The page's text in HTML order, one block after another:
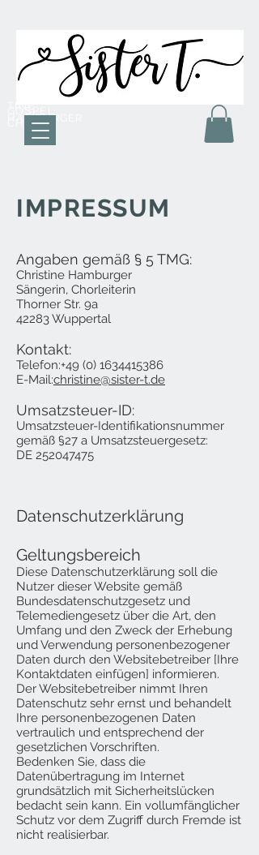
HAMBURGER
CHOR
IMPRESSUM
Angaben gemäß § 5 TMG:
Christine Hamburger
Sängerin, Chorleiterin
Thorner Str. 9a
42283 Wuppertal
Kontakt:
Telefon:+49 (0) 1634415386
E-Mail:christine@sister-t.de
Umsatzsteuer-ID:
Umsatzsteuer-Identifikationsnummer
gemäß §27 a Umsatzsteuergesetz:
DE 252047475
Datenschutzerklärung
Geltungsbereich
Diese Datenschutzerklärung soll die
Nutzer dieser Website gemäß
Bundesdatenschutzgesetz und
Telemediengesetz über die Art, den
Umfang und den Zweck der Erhebung
und Verwendung personenbezogener
Daten durch den Websitebetreiber [Ihre
Kontaktdaten einfügen] informieren.
Der Websitebetreiber nimmt Ihren
Datenschutz sehr ernst und behandelt
Ihre personenbezogenen Daten
vertraulich und entsprechend der
gesetzlichen Vorschriften.
Bedenken Sie, dass die
Datenübertragung im Internet
grundsätzlich mit Sicherheitslücken
bedacht sein kann. Ein vollumfänglicher
Schutz vor dem Zugriff durch Fremde ist
nicht realisierbar.